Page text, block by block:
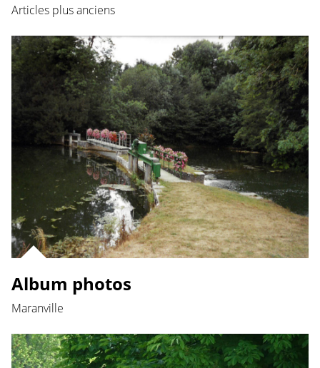
Navigation
des
articles
Articles plus anciens
Album photos
Maranville